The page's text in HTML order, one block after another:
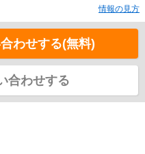
情報の見方
わせする(無料)
合わせする